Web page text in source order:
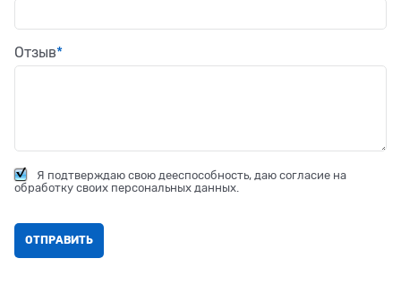
Отзыв
Я подтверждаю свою дееспособность, даю согласие на
обработку своих персональных данных.